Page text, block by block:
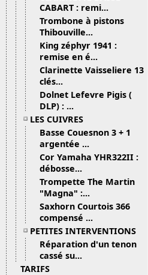
CABART : remi...
Trombone à pistons
Thibouville...
King zéphyr 1941 :
remise en é...
Clarinette Vaisseliere 13
clés...
Dolnet Lefevre Pigis (
DLP) : ...
LES CUIVRES
Basse Couesnon 3 + 1
argentée ...
Cor Yamaha YHR322II :
débosse...
Trompette The Martin
"Magna" :...
Saxhorn Courtois 366
compensé ...
PETITES INTERVENTIONS
Réparation d'un tenon
cassé su...
TARIFS